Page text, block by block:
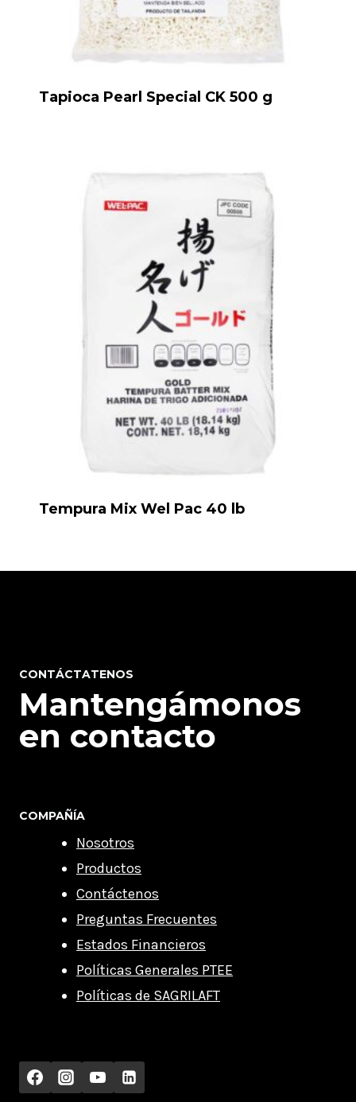
Tapioca Pearl Special CK 500 g
Tempura Mix Wel Pac 40 lb
CONTÁCTATENOS
Mantengámonos
en contacto
COMPAÑÍA
Nosotros
Productos
Contáctenos
Preguntas Frecuentes
Estados Financieros
Políticas Generales PTEE
Políticas de SAGRILAFT